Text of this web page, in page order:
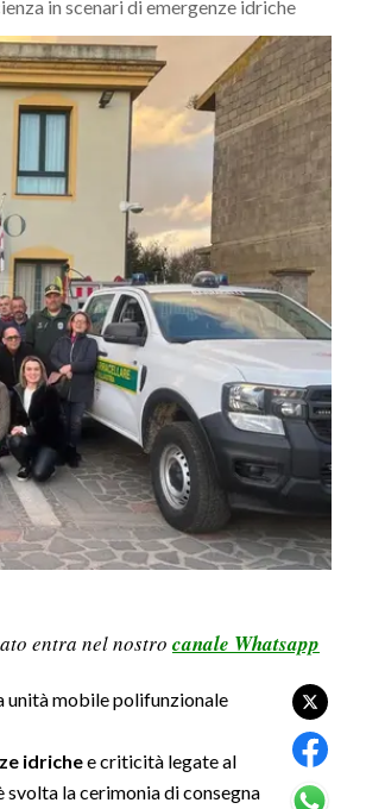
in scenari di emergenze idriche
entra nel nostro canale Whatsapp
unità mobile polifunzionale
idrichee criticità legate al
svolta la cerimonia di consegna